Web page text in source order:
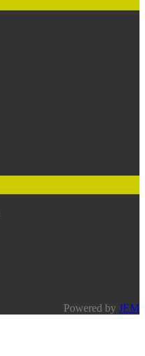
Powered by JEM